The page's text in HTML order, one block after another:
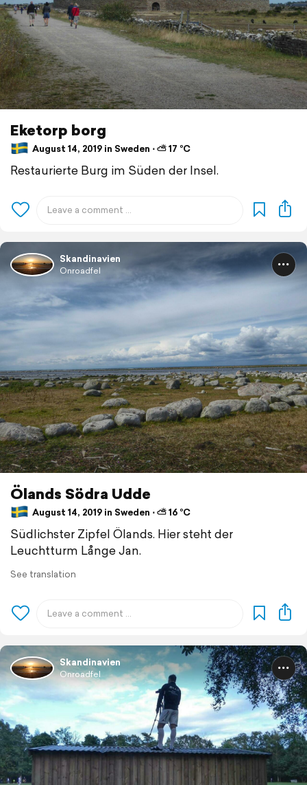
Eketorp borg
August 14, 2019 in Sweden ⋅ ⛅ 17 °C
Restaurierte Burg im Süden der Insel.
Skandinavien
Onroadfel
Ölands Södra Udde
August 14, 2019 in Sweden ⋅ ⛅ 16 °C
Südlichster Zipfel Ölands. Hier steht der
Leuchtturm Långe Jan.
See translation
Skandinavien
Onroadfel